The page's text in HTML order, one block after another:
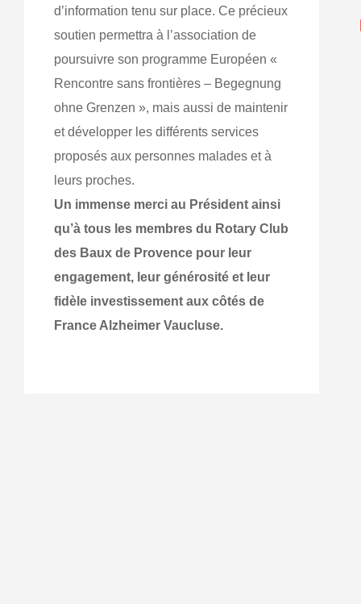
d’information tenu sur place. Ce précieux
soutien permettra à l’association de
poursuivre son programme Européen «
Rencontre sans frontières – Begegnung
ohne Grenzen », mais aussi de maintenir
et développer les différents services
proposés aux personnes malades et à
leurs proches.
Un immense merci au Président ainsi
qu’à tous les membres du Rotary Club
des Baux de Provence pour leur
engagement, leur générosité et leur
fidèle investissement aux côtés de
France Alzheimer Vaucluse.